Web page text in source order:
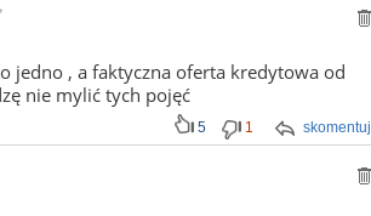
jedno , a faktyczna oferta kredytowa od
nie mylić tych pojęć
skomentuj
5 1